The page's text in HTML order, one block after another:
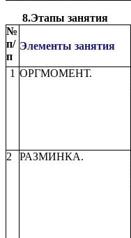
8.Этапы занятия
№
п/
п
Элементы занятия
1 ОРГМОМЕНТ.
2 РАЗМИНКА.